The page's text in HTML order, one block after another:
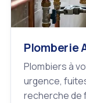
Plomberie
Plombiers à
urgence,
recherche de